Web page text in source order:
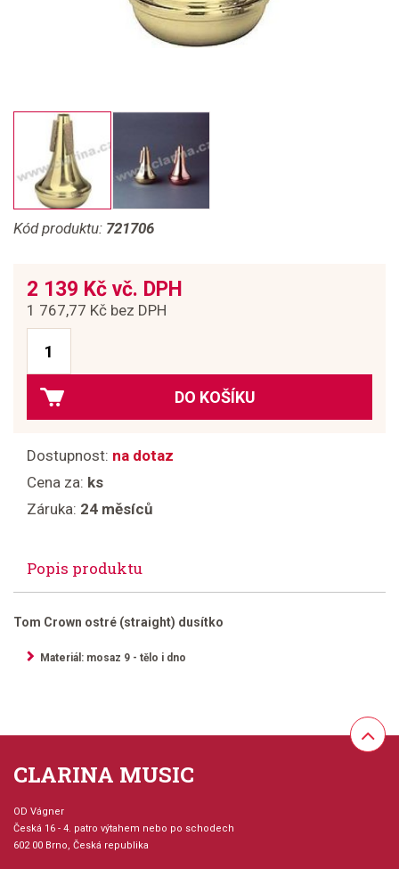
Kód produktu: 721706
2 139 Kč vč. DPH
1 767,77 Kč bez DPH
DO KOŠÍKU
Dostupnost: na dotaz
Cena za: ks
Záruka: 24 měsíců
Popis produktu
Tom Crown ostré (straight) dusítko
Materiál: mosaz 9 - tělo i dno
CLARINA MUSIC
OD Vágner
Česká 16 - 4. patro výtahem nebo po schodech
602 00 Brno, Česká republika